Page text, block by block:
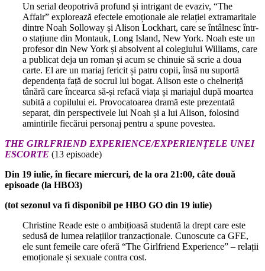
Un serial deopotrivă profund și intrigant de evaziv, “The
Affair” explorează efectele emoționale ale relației extramaritale
dintre Noah Solloway și Alison Lockhart, care se întâlnesc într-
o stațiune din Montauk, Long Island, New York. Noah este un
profesor din New York și absolvent al colegiului Williams, care
a publicat deja un roman și acum se chinuie să scrie a doua
carte. El are un mariaj fericit și patru copii, însă nu suportă
dependența față de socrul lui bogat. Alison este o chelneriță
tânără care încearca să-și refacă viața și mariajul după moartea
subită a copilului ei. Provocatoarea dramă este prezentată
separat, din perspectivele lui Noah și a lui Alison, folosind
amintirile fiecărui personaj pentru a spune povestea.
THE GIRLFRIEND EXPERIENCE/EXPERIENȚELE UNEI
ESCORTE (13 episoade)
Din 19 iulie, în fiecare miercuri, de la ora 21:00, câte două
episoade (la HBO3)
(tot sezonul va fi disponibil pe HBO GO din 19 iulie)
Christine Reade este o ambițioasă studentă la drept care este
sedusă de lumea relațiilor tranzacționale. Cunoscute ca GFE,
ele sunt femeile care oferă “The Girlfriend Experience” – relații
emoționale și sexuale contra cost.